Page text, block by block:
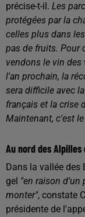
précise-t-il. Les
protégées par la
celles plus dans
pas de fruits. Pour
vendons le vin
l'an prochain, la
sera difficile avec
français et la crise
Maintenant, c'est
Au nord des Alpilles
Dans la vallée des
gel "en raison d'un
monter", constate
présidente de